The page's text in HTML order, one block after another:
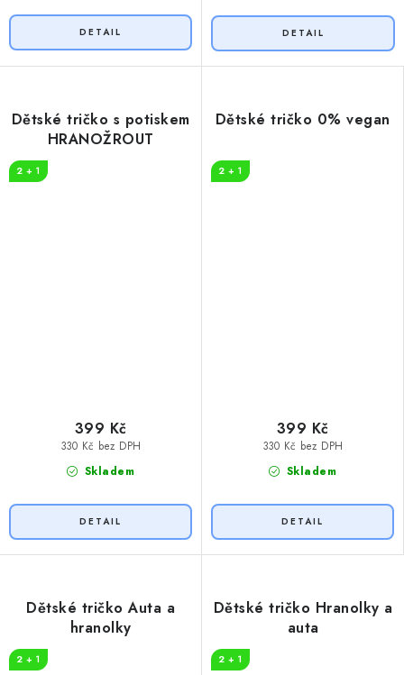
Dětské tričko s potiskem
HRANOŽROUT
2 + 1
Skladem
330 Kč bez DPH
399 Kč
Dětské tričko 0% vegan
2 + 1
Skladem
330 Kč bez DPH
399 Kč
Dětské tričko Auta a
hranolky
2 + 1
Dětské tričko Hranolky a
auta
2 + 1